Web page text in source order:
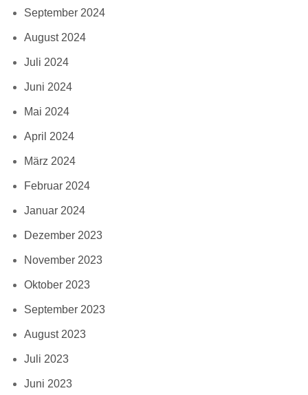
September 2024
August 2024
Juli 2024
Juni 2024
Mai 2024
April 2024
März 2024
Februar 2024
Januar 2024
Dezember 2023
November 2023
Oktober 2023
September 2023
August 2023
Juli 2023
Juni 2023